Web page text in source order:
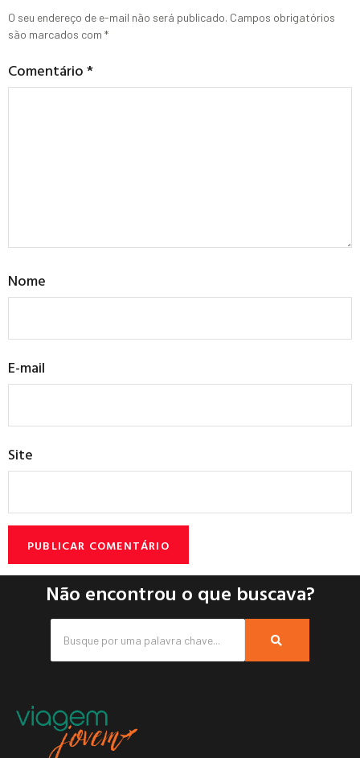
O seu endereço de e-mail não será publicado. Campos obrigatórios
são marcados com *
Comentário*
Nome
E-mail
Site
Não encontrou o que buscava?